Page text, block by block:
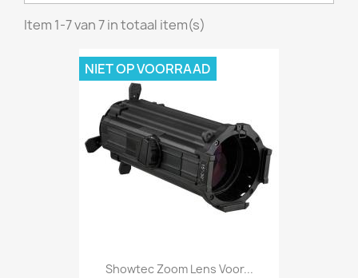
Item 1-7 van 7 in totaal item(s)
Snel bekijken
Showtec Zoom Lens Voor...
NIET OP VOORRAAD